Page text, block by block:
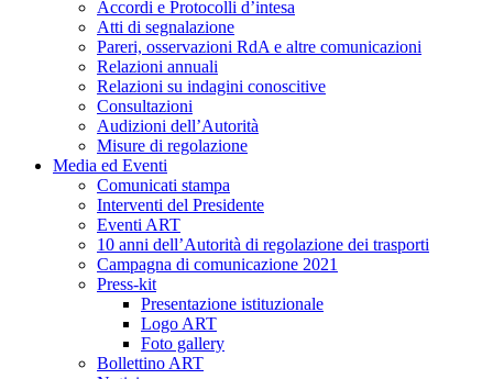
Accordi e Protocolli d’intesa
Atti di segnalazione
Pareri, osservazioni RdA e altre comunicazioni
Relazioni annuali
Relazioni su indagini conoscitive
Consultazioni
Audizioni dell’Autorità
Misure di regolazione
Media ed Eventi
Comunicati stampa
Interventi del Presidente
Eventi ART
10 anni dell’Autorità di regolazione dei trasporti
Campagna di comunicazione 2021
Press-kit
Presentazione istituzionale
Logo ART
Foto gallery
Bollettino ART